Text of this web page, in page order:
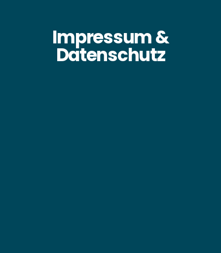
Impressum &
Datenschutz